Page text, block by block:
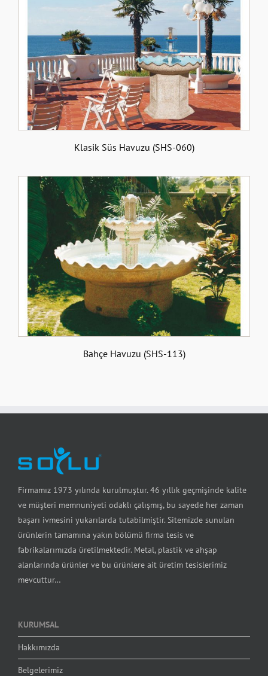
Klasik Süs Havuzu (SHS-060)
Bahçe Havuzu (SHS-113)
Firmamız 1973 yılında kurulmuştur. 46 yıllık geçmişinde kalite
ve müşteri memnuniyeti odaklı çalışmış, bu sayede her zaman
başarı ivmesini yukarılarda tutabilmiştir. Sitemizde sunulan
ürünlerin tamamına yakın bölümü firma tesis ve
fabrikalarımızda üretilmektedir. Metal, plastik ve ahşap
alanlarında ürünler ve bu ürünlere ait üretim tesislerimiz
mevcuttur…
KURUMSAL
Hakkımızda
Belgelerimiz